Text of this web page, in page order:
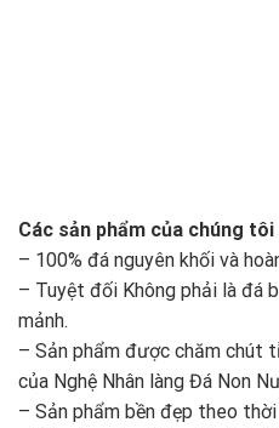
Các sản phẩm của chúng
– 100% đá nguyên khối và
– Tuyệt đối Không phải là đá
mảnh.
– Sản phẩm được chăm chút
của Nghệ Nhân làng Đá Non
– Sản phẩm bền đẹp theo thời